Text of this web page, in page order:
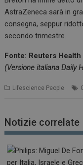
AstraZeneca sarà in
consegna, seppur
secondo trimestre.
Fonte: Reuters Health
(Versione italiana Daily
Lifescience People
Notizie correlate